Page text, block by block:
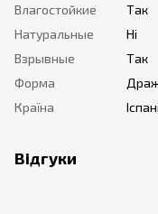
Влагостойкие
Так
Натуральные
Ні
Взрывные
Так
Форма
Країна
Відгуки